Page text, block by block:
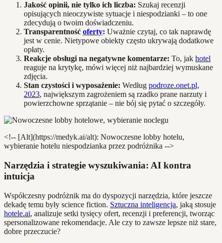
Jakość opinii, nie tylko ich liczba: Szukaj recenzji
opisujących nieoczywiste sytuacje i niespodzianki – to one
zdecydują o twoim doświadczeniu.
Transparentność oferty: Uważnie czytaj, co tak naprawdę
jest w cenie. Nietypowe obiekty często ukrywają dodatkowe
opłaty.
Reakcje obsługi na negatywne komentarze: To, jak hotel
reaguje na krytykę, mówi więcej niż najbardziej wymuskane
zdjęcia.
Stan czystości i wyposażenie: Według podroze.onet.pl,
2023, największym zagrożeniem są rzadko prane narzuty i
powierzchowne sprzątanie – nie bój się pytać o szczegóły.
<!-- [Alt](https://medyk.ai/alt): Nowoczesne lobby hotelu,
wybieranie hotelu niespodzianka przez podróżnika -->
Narzędzia i strategie wyszukiwania: AI kontra
intuicja
Współczesny podróżnik ma do dyspozycji narzędzia, które jeszcze
dekadę temu były science fiction. Sztuczna inteligencja, jaką stosuje
hotele.ai, analizuje setki tysięcy ofert, recenzji i preferencji, tworząc
spersonalizowane rekomendacje. Ale czy to zawsze lepsze niż stare,
dobre przeczucie?